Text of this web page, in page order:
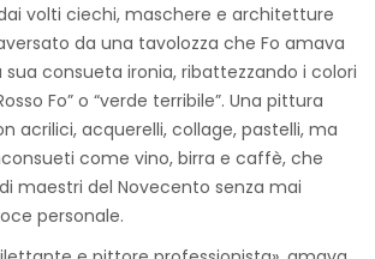
volti ciechi, maschere e architetture
da una tavolozza che Fo amava
consueta ironia, ribattezzando i colori
Fo” o “verde terribile”. Una pittura
acrilici, acquerelli, collage, pastelli, ma
come vino, birra e caffè, che
maestri del Novecento senza mai
personale.